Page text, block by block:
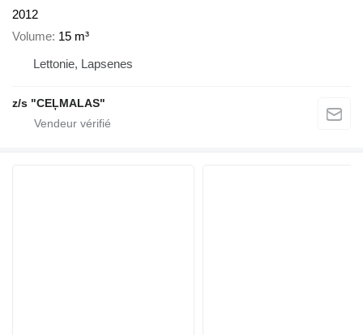
2012
Volume 15 m³
Lettonie, Lapsenes
z/s "CEĻMALAS"